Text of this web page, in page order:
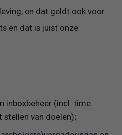
en dat geldt ook voor
en dat is juist onze
inboxbeheer (incl. time
stellen van doelen);